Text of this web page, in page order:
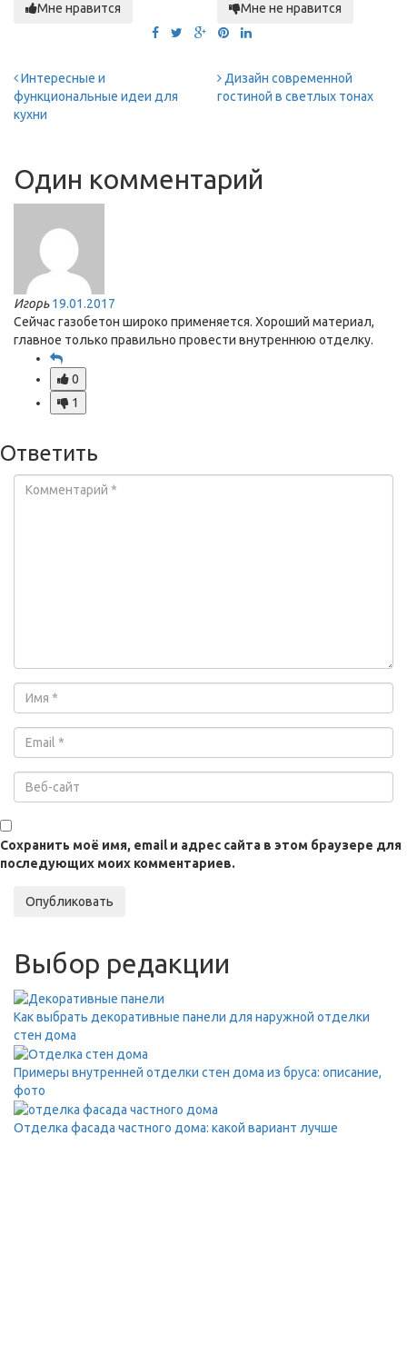
Мне нравится Мне не нравится
Интересные и
функциональные идеи для
кухни
Дизайн современной
гостиной в светлых тонах
Один комментарий
Игорь 19.01.2017
Сейчас газобетон широко применяется. Хороший материал,
главное только правильно провести внутреннюю отделку.
0
1
Ответить
Сохранить моё имя, email и адрес сайта в этом браузере для
последующих моих комментариев.
Опубликовать
Выбор редакции
Как выбрать декоративные панели для наружной отделки
стен дома
Примеры внутренней отделки стен дома из бруса: описание,
фото
Отделка фасада частного дома: какой вариант лучше